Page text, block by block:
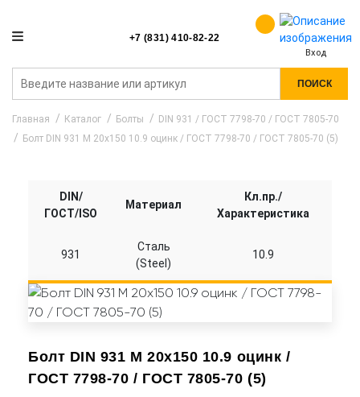
+7 (831) 410-82-22
Вход
ПОИСК
Главная Каталог Болты
DIN 931 / ГОСТ 7798-70 / ГОСТ 7805-70
Болт DIN 931 M 20x150 10.9 оцинк / ГОСТ 7798-70 / ГОСТ 7805-70 (5)
Болт DIN 931 M 20x150 10.9 оцинк /
ГОСТ 7798-70 / ГОСТ 7805-70 (5)
DIN/
ГОСТ/ISO
Материал
Кл.пр./
Характеристика
931
Сталь
(Steel)
10.9